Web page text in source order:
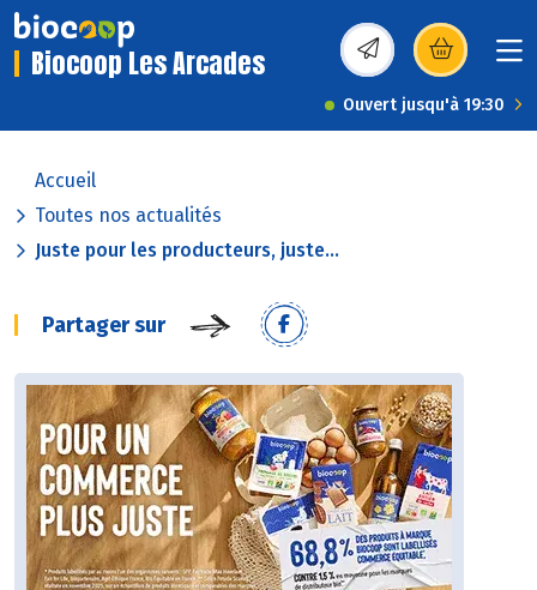
Biocoop Les Arcades (s’ouvre dans une
Ouvert jusqu'à 19:30
Accueil
Toutes nos actualités
Juste pour les producteurs, juste...
Partager sur